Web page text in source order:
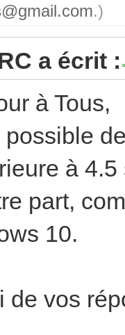
.)
a écrit :
à Tous,
possible
à
part,
10.
de vos